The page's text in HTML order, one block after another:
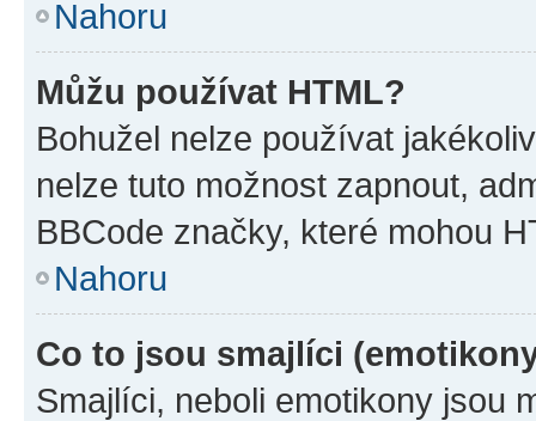
Nahoru
Můžu používat HTML?
Bohužel nelze používat
nelze tuto možnost zapnout,
BBCode značky, které mohou
Nahoru
Co to jsou smajlíci
Smajlíci, neboli emotikony jsou